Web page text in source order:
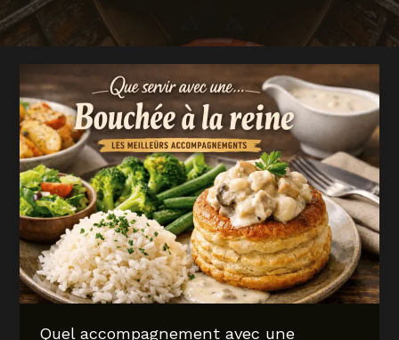
Quel accompagnement avec une